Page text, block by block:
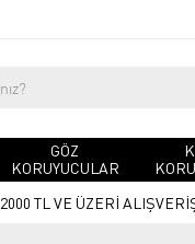
GÖZ
KORUYUCULAR
2000 TL VE ÜZERİ